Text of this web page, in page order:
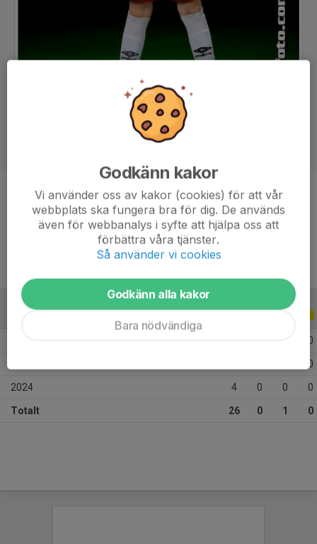
Position
-
11 år
0
0
2024 4 0 0 0
Totalt 26 0 1 0
Godkänn kakor
Vi använder oss av kakor (cookies) för att vår
webbplats ska fungera bra för dig. De används
även för webbanalys i syfte att hjälpa oss att
förbättra våra tjänster.
Så använder vi cookies
Godkänn alla kakor
Bara nödvändiga